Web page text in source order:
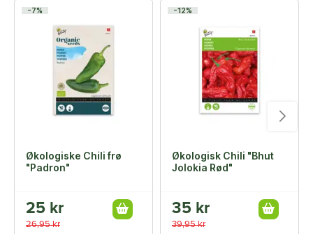
-7%
Økologiske Chili frø
"Padron"
25 kr
26,95 kr
-12%
Økologisk Chili "Bhut
Jolokia Rød"
35 kr
39,95 kr